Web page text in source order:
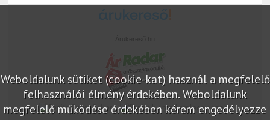
Weboldalunk sütiket (cookie-kat) használ a megfelelő
felhasználói élmény érdekében. Weboldalunk
megfelelő működése érdekében kérem engedélyezze
marketplace partner